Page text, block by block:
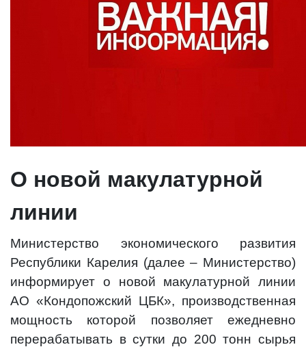
О новой макулатурной
линии
Министерство экономического развития
Республики Карелия (далее – Министерство)
информирует о новой макулатурной линии
АО «Кондопожский ЦБК», производственная
мощность которой позволяет ежедневно
перерабатывать в сутки до 200 тонн сырья